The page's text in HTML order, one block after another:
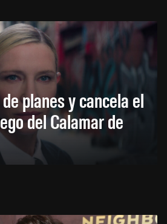
planes y cancela el
del Calamar de